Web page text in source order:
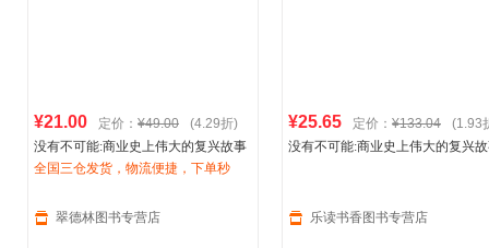
¥21.00 定价： ¥49.00
(4.29折)
没有不可能:商业史上伟大的复兴故事
—再造阿迪达斯 (美)布伦纳 著,严丽川
全国三仓发货，物流便捷，下单秒
翠德林图书专营店
¥25.65 定价： ¥133.04
(1.93
没有不可能:商业史上伟大的复兴
乐读书香图书专营店